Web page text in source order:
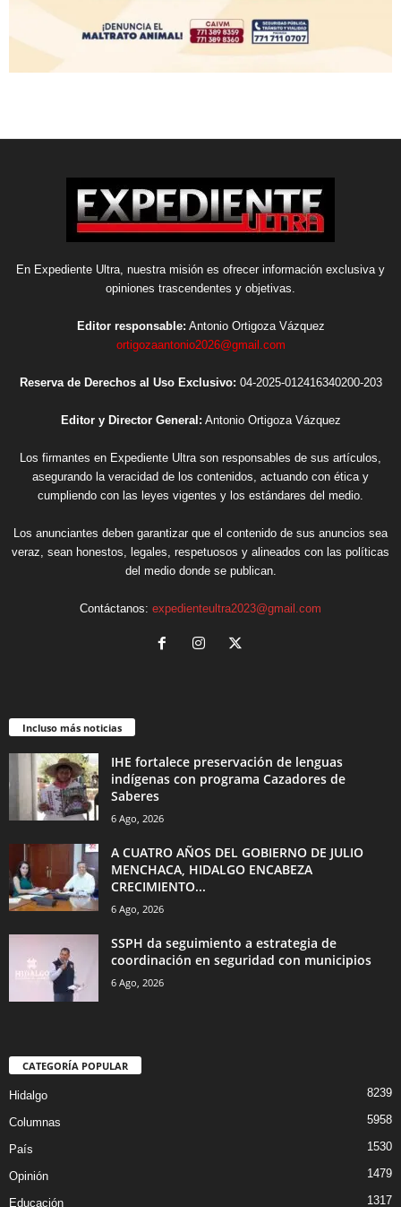
En Expediente Ultra, nuestra misión es ofrecer información exclusiva y
opiniones trascendentes y objetivas.
Editor responsable: Antonio Ortigoza Vázquez
ortigozaantonio2026@gmail.com
Reserva de Derechos al Uso Exclusivo: 04-2025-012416340200-203
Editor y Director General: Antonio Ortigoza Vázquez
Los firmantes en Expediente Ultra son responsables de sus artículos,
asegurando la veracidad de los contenidos, actuando con ética y
cumpliendo con las leyes vigentes y los estándares del medio.
Los anunciantes deben garantizar que el contenido de sus anuncios sea
veraz, sean honestos, legales, respetuosos y alineados con las políticas
del medio donde se publican.
Contáctanos: expedienteultra2023@gmail.com
Incluso más noticias
IHE fortalece preservación de lenguas
indígenas con programa Cazadores de
Saberes
6 Ago, 2026
A CUATRO AÑOS DEL GOBIERNO DE JULIO
MENCHACA, HIDALGO ENCABEZA
CRECIMIENTO...
6 Ago, 2026
SSPH da seguimiento a estrategia de
coordinación en seguridad con municipios
6 Ago, 2026
CATEGORÍA POPULAR
Hidalgo 8239
Columnas 5958
País 1530
Opinión 1479
Educación 1317